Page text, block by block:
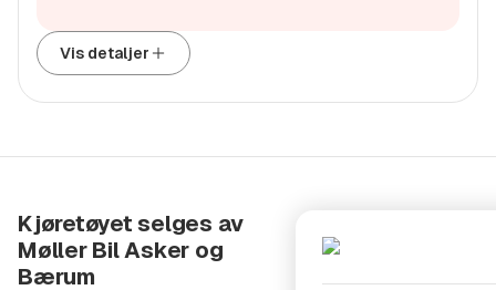
PROAKTIV PASSASJERBESKYTTELSE
RADIO DAB+
SEPARATE ARMLENER FORAN
SETEVARME FORAN
STEMMESTYRING
TILLEGGSVARMER
Vis detaljer
Kjøretøyet selges av
Møller Bil Asker og
Bærum